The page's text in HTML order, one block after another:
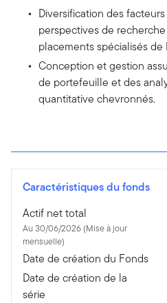
Diversification des
perspectives de
placements spécialisés
Conception et gestion
de portefeuille et des
quantitative chevronnés.
Caractéristiques du fonds
Actif net total
Au 30/06/2026 (Mise à jour
mensuelle)
Date de création du Fonds
Date de création de la
série